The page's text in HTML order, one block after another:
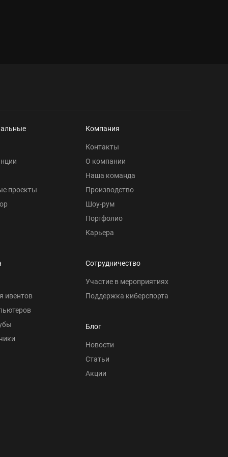
проекты
Компания
Контакты
О компании
Наша команда
Производство
Шоу-рум
Портфолио
Карьера
ивентов
Сотрудничество
Участие в мероприятиях
Поддержка киберспорта
Блог
Новости
Статьи
Акции